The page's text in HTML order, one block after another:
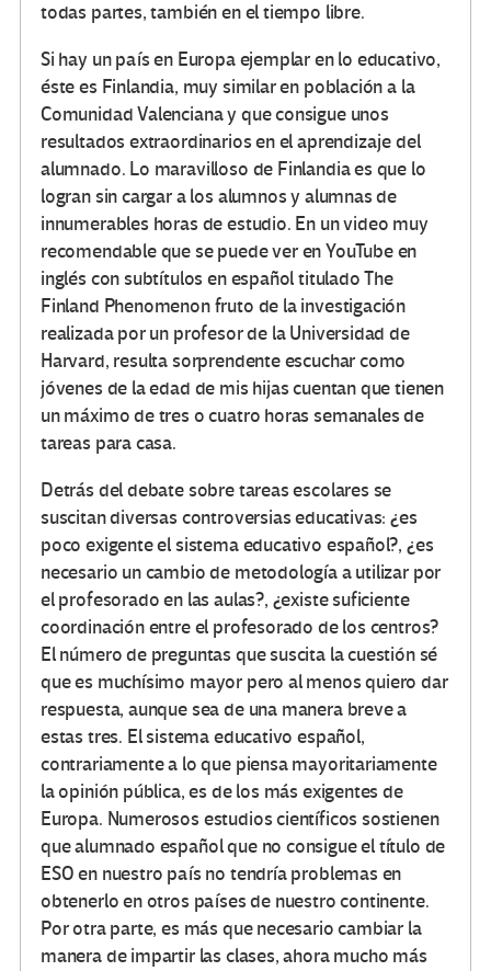
todas partes, también en el tiempo libre.
Si hay un país en Europa ejemplar en lo educativo,
éste es Finlandia, muy similar en población a la
Comunidad Valenciana y que consigue unos
resultados extraordinarios en el aprendizaje del
alumnado. Lo maravilloso de Finlandia es que lo
logran sin cargar a los alumnos y alumnas de
innumerables horas de estudio. En un video muy
recomendable que se puede ver en YouTube en
inglés con subtítulos en español titulado The
Finland Phenomenon fruto de la investigación
realizada por un profesor de la Universidad de
Harvard, resulta sorprendente escuchar como
jóvenes de la edad de mis hijas cuentan que tienen
un máximo de tres o cuatro horas semanales de
tareas para casa.
Detrás del debate sobre tareas escolares se
suscitan diversas controversias educativas: ¿es
poco exigente el sistema educativo español?, ¿es
necesario un cambio de metodología a utilizar por
el profesorado en las aulas?, ¿existe suficiente
coordinación entre el profesorado de los centros?
El número de preguntas que suscita la cuestión sé
que es muchísimo mayor pero al menos quiero dar
respuesta, aunque sea de una manera breve a
estas tres. El sistema educativo español,
contrariamente a lo que piensa mayoritariamente
la opinión pública, es de los más exigentes de
Europa. Numerosos estudios científicos sostienen
que alumnado español que no consigue el título de
ESO en nuestro país no tendría problemas en
obtenerlo en otros países de nuestro continente.
Por otra parte, es más que necesario cambiar la
manera de impartir las clases, ahora mucho más